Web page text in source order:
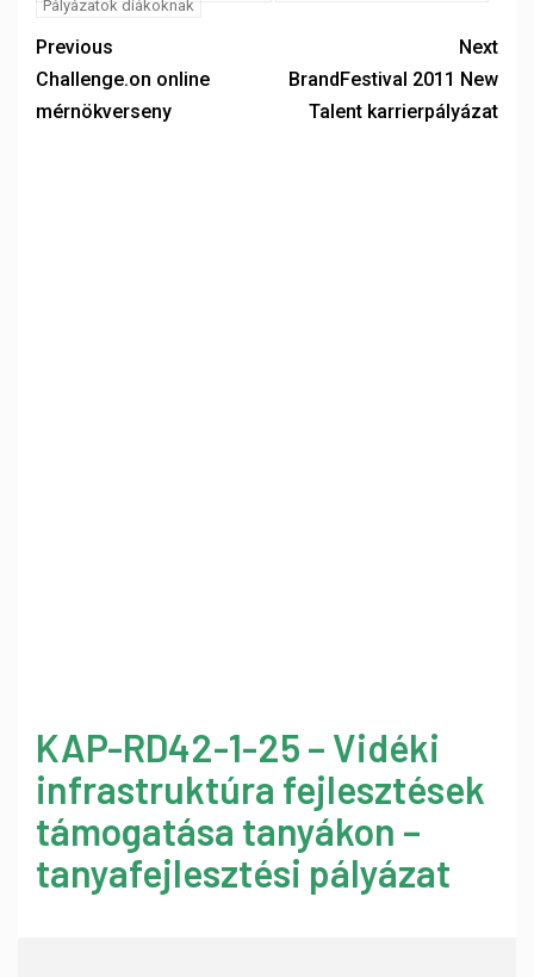
Pályázatok diákoknak
Previous
Challenge.on online
mérnökverseny
Next
BrandFestival 2011 New
Talent karrierpályázat
KAP-RD42-1-25 – Vidéki
infrastruktúra fejlesztések
támogatása tanyákon –
tanyafejlesztési pályázat